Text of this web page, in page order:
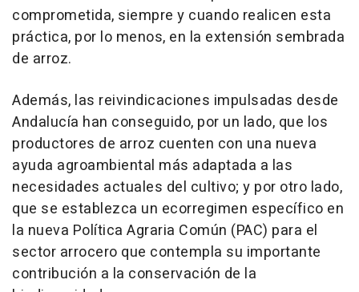
comprometida, siempre y cuando realicen esta
práctica, por lo menos, en la extensión sembrada
de arroz.
Además, las reivindicaciones impulsadas desde
Andalucía han conseguido, por un lado, que los
productores de arroz cuenten con una nueva
ayuda agroambiental más adaptada a las
necesidades actuales del cultivo; y por otro lado,
que se establezca un ecorregimen específico en
la nueva Política Agraria Común (PAC) para el
sector arrocero que contempla su importante
contribución a la conservación de la